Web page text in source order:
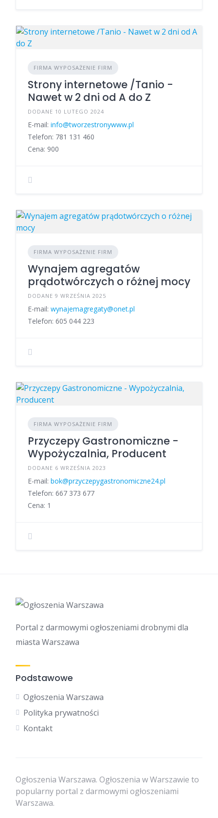
FIRMA WYPOSAŻENIE FIRM
Strony internetowe /Tanio -
Nawet w 2 dni od A do Z
DODANE 10 LUTEGO 2024
E-mail: info@tworzestronywww.pl
Telefon: 781 131 460
Cena: 900
FIRMA WYPOSAŻENIE FIRM
Wynajem agregatów
prądotwórczych o różnej mocy
DODANE 9 WRZEŚNIA 2025
E-mail: wynajemagregaty@onet.pl
Telefon: 605 044 223
FIRMA WYPOSAŻENIE FIRM
Przyczepy Gastronomiczne -
Wypożyczalnia, Producent
DODANE 6 WRZEŚNIA 2023
E-mail: bok@przyczepygastronomiczne24.pl
Telefon: 667 373 677
Cena: 1
Portal z darmowymi ogłoszeniami drobnymi dla
miasta Warszawa
Podstawowe
Ogłoszenia Warszawa
Polityka prywatności
Kontakt
Ogłoszenia Warszawa. Ogłoszenia w Warszawie to
popularny portal z darmowymi ogłoszeniami
Warszawa.